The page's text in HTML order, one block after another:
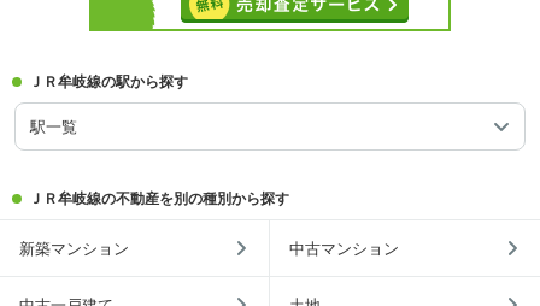
ＪＲ牟岐線の駅から探す
駅一覧
ＪＲ牟岐線の不動産を別の種別から探す
新築マンション 中古マンション